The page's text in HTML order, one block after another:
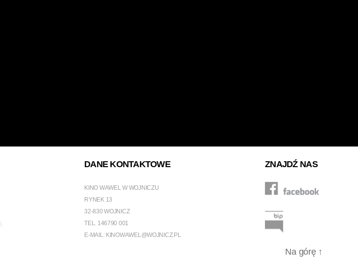
DANE KONTAKTOWE
KINO WAWEL W WOJNICZU
RYNEK 13
32-830 WOJNICZ
TEL. 146790 001
E-MAIL: KINOWAWEL@WOJNICZ.PL
ZNAJDŹ NAS
Na górę ↑